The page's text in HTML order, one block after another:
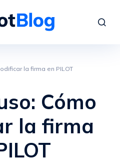
la firma en PILOT
Cómo
la firma